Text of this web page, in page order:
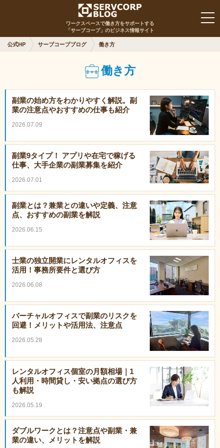
ワークスペースで働き方をサポートする
「サーブコープ」のビジネス情報サイト
公式HP サーブコープブログ 働き方
働き方
副業の始め方をわかりやすく解説。副
業の注意点やおすすめの仕事も紹介
2026.07.09
副業9タイプ！ アプリや在宅で稼げる
仕事、大手企業の副業募集を紹介
2026.07.01
副業とは？兼業との違いや定義、注意
点、おすすめの副業を解説
2026.06.15
士業の独立開業にレンタルオフィスを
活用！事務所要件と選び方
2026.06.08
バーチャルオフィスで副業のリスクを
回避！メリットや活用法、注意点
2026.05.28
レンタルオフィス個室の月額相場｜1
人利用・時間貸し・安い拠点の選び方
も解説
2026.05.19
ダブルワークとは？注意点や副業・兼
業の違い、メリットを解説